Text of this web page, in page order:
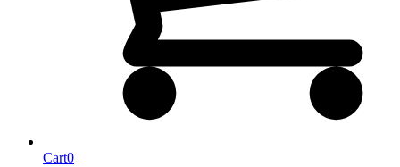
Cart0